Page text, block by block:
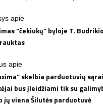
apie
“čekiukų” byloje T.
apie
skelbia parduotuvių
bus įleidžiami tik su
jų viena Šilutės parduotuvė